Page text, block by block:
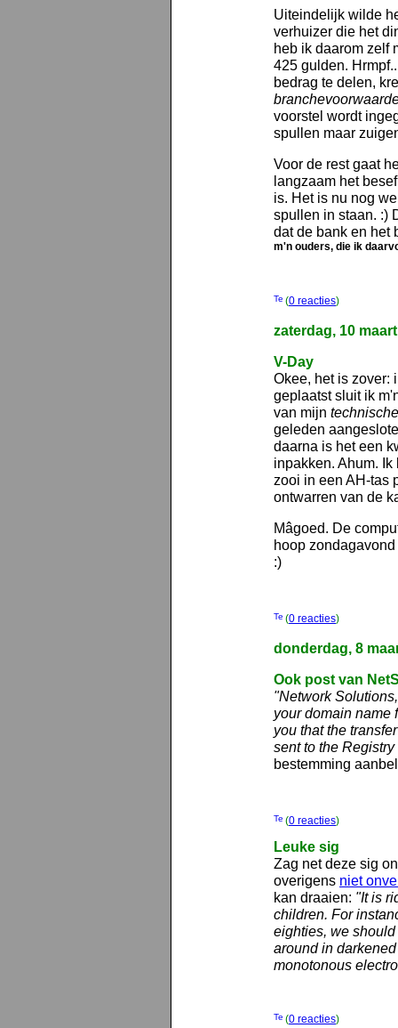
Uiteindelijk wilde
verhuizer die het
heb ik daarom zelf
425 gulden.
bedrag te delen,
voorstel wordt
spullen maar
Voor de rest gaat
langzaam het
is. Het is nu nog
spullen in staan. :)
dat de bank en het
m'n ouders, die ik
(0 reacties)
zaterdag, 10
V-Day
Okee, het is zover:
geplaatst sluit ik
van mijn
geleden
daarna is het een
inpakken. Ahum.
zooi in een AH-tas
ontwarren van de
Mâgoed. De
hoop
:)
(0 reacties)
donderdag, 8
Ook post van
"Network
your domain name
you that the
sent to the
bestemming
(0 reacties)
Leuke sig
Zag net deze sig
overigens niet
kan draaien: "It is
children. For
eighties, we
around in
monotonous
(0 reacties)